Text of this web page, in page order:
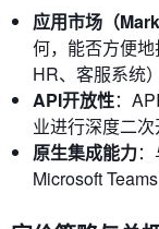
应用市场（
何，能否方便地
HR、客服系统）
API开放性：
业进行深度二次
原生集成能力
Microsoft